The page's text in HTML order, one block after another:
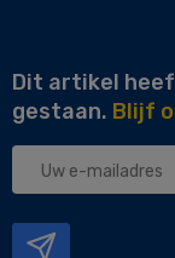
Dit artikel
gestaan. Blijf
Uw